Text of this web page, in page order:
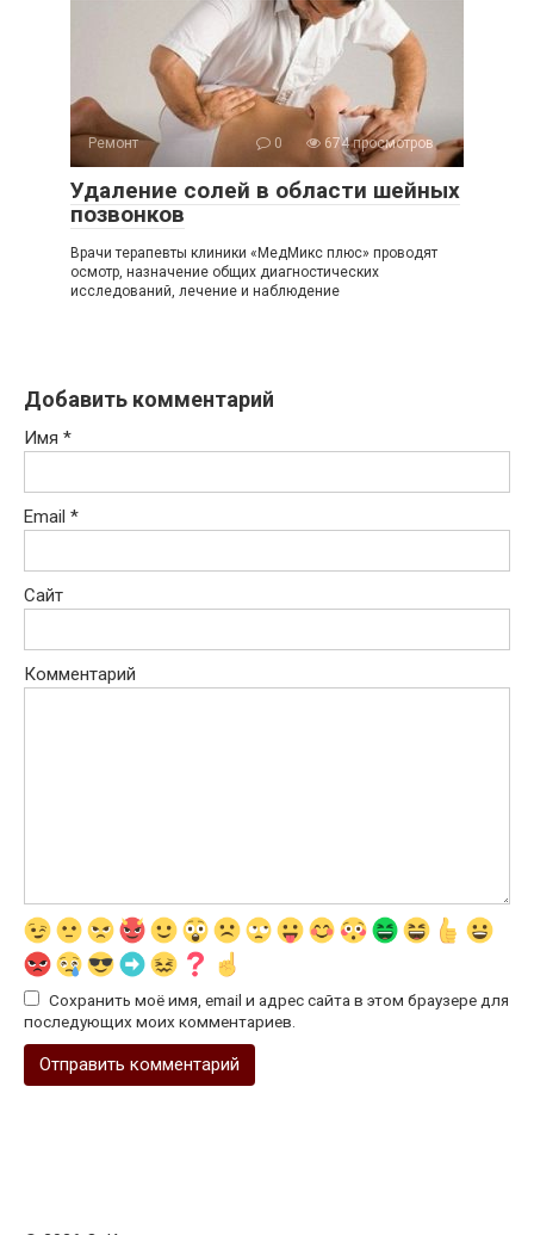
Ремонт 0 674 просмотров
Удаление солей в области шейных
позвонков
Врачи терапевты клиники «МедМикс плюс» проводят
осмотр, назначение общих диагностических
исследований, лечение и наблюдение
Добавить комментарий
Имя *
Email *
Сайт
Комментарий
Сохранить моё имя, email и адрес сайта в этом браузере для
последующих моих комментариев.